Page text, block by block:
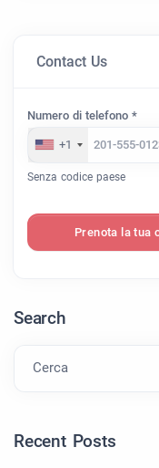
Contact Us
Numero di telefono *
+1
Senza codice paese
Prenota la tua
Search
Cerca
Recent Posts